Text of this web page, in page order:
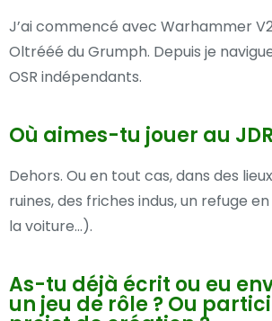
J’ai commencé avec Warhammer
Oltrééé du Grumph. Depuis je
OSR indépendants.
Où aimes-tu jouer au
Dehors. Ou en tout cas, dans des
ruines, des friches indus, un refuge
la voiture…).
As-tu déjà écrit ou eu
un jeu de rôle ? Ou